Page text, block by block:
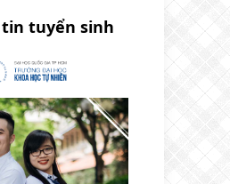
tuyển sinh